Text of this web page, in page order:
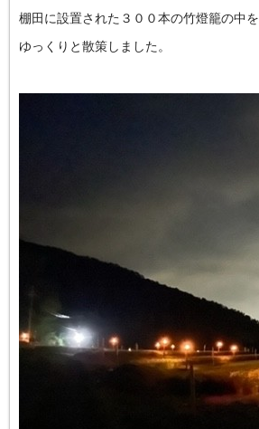
棚田に設置された３００本の竹燈籠の中を
ゆっくりと散策しました。